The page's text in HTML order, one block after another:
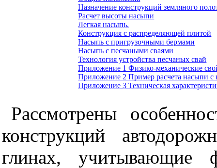
Назначение конструкций земляного
Расчет высоты насыпи
Легкая насыпь.
Конструкция с распределяющей плитой
Насыпь с пригрузочными бермами
Насыпь с песчаными сваями
Технология устройства песчаных свай
Приложение 1 Физико-механические
Приложение 2Пример расчета насыпи
Приложение 3Техническая
Рассмотрены
конструкций
глинах, учитывающие